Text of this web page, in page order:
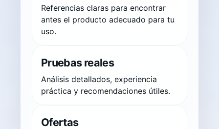
Referencias claras para encontrar
antes el producto adecuado para tu
uso.
Pruebas reales
Análisis detallados, experiencia
práctica y recomendaciones útiles.
Ofertas